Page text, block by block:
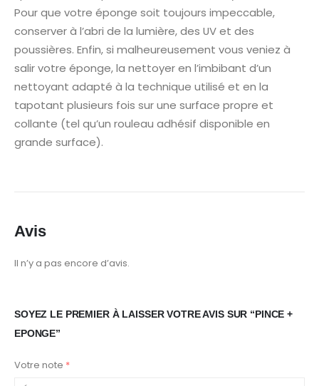
Pour que votre éponge soit toujours impeccable,
conserver à l’abri de la lumière, des UV et des
poussières. Enfin, si malheureusement vous veniez à
salir votre éponge, la nettoyer en l’imbibant d’un
nettoyant adapté à la technique utilisé et en la
tapotant plusieurs fois sur une surface propre et
collante (tel qu’un rouleau adhésif disponible en
grande surface).
Avis
Il n’y a pas encore d’avis.
SOYEZ LE PREMIER À LAISSER VOTRE AVIS SUR “PINCE +
EPONGE”
Votre note *